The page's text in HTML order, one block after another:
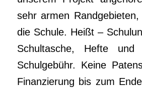
sehr armen
die Schule. Heißt –
Schultasche, Hefte
Schulgebühr. Keine
Finanzierung bis zum